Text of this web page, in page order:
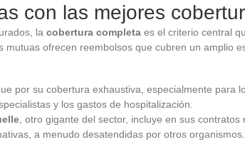
con las mejores
la cobertura completa es el criterio central
mutuas ofrecen reembolsos que cubren un amplio
por su cobertura exhaustiva, especialmente para
y los gastos de hospitalización.
, otro gigante del sector, incluye en sus
a menudo desatendidas por otros organismos.